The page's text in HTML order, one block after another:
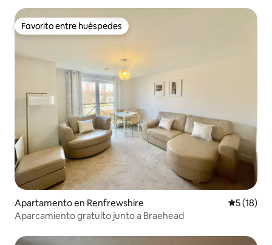
Favorito entre huéspedes
Favorito entre huéspedes
Apartamento en Renfrewshire
5 (18)
Aparcamiento gratuito junto a Braehead